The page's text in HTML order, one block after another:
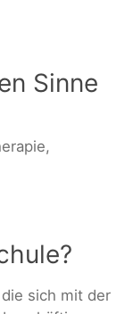
Sinne
sich mit der